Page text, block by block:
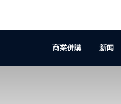
商業併購 新闻